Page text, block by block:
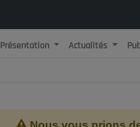
République
Présentation Actualités